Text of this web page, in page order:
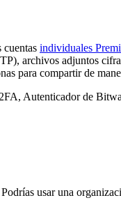
cuentas individuales
archivos adjuntos
para compartir de
Autenticador de
usar una